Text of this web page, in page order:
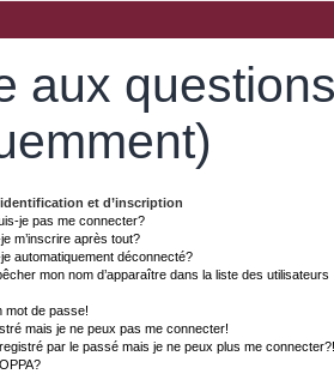
aux
et d’inscription
je pas me connecter?
m’inscrire après tout?
automatiquement déconnecté?
mon nom d’apparaître dans la liste des utilisateurs
mot de passe!
mais je ne peux pas me connecter!
par le passé mais je ne peux plus me connecter?!